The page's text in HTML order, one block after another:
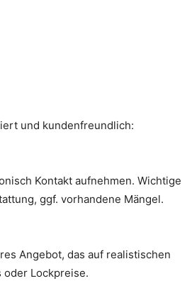
und kundenfreundlich:
Kontakt aufnehmen. Wichtige
ggf. vorhandene Mängel.
Angebot, das auf realistischen
Lockpreise.